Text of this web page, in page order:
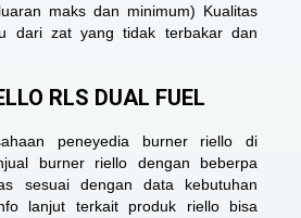
maks dan minimum) Kualitas
dari zat yang tidak terbakar dan
RLS DUAL FUEL
peneyedia burner riello di
burner riello dengan beberpa
sesuai dengan data kebutuhan
lanjut terkait produk riello bisa